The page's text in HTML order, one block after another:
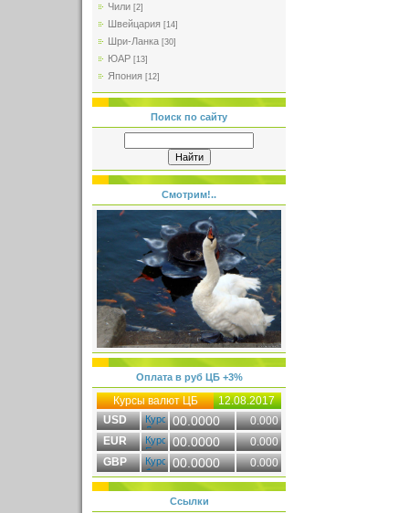
Чили [2]
Швейцария [14]
Шри-Ланка [30]
ЮАР [13]
Япония [12]
Поиск по сайту
Смотрим!..
Оплата в руб ЦБ +3%
Курсы валют ЦБ
12.08.2017
USD
00.0000
0.000
EUR
00.0000
0.000
GBP
00.0000 0.000
Ссылки